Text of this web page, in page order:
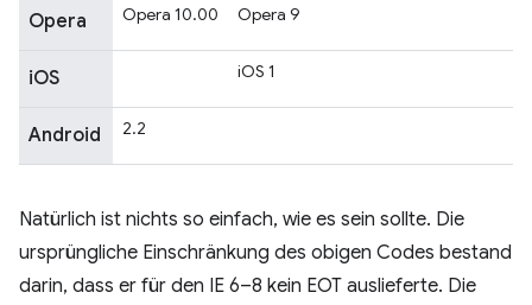
Opera Opera 10.00 Opera 9
iOS iOS 1
Android 2.2
Natürlich ist nichts so einfach, wie es sein sollte. Die
ursprüngliche Einschränkung des obigen Codes bestand
darin, dass er für den IE 6–8 kein EOT auslieferte. Die